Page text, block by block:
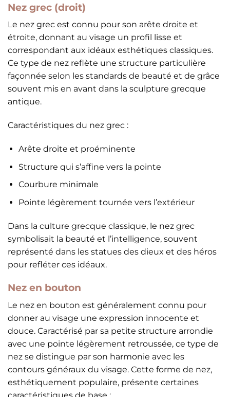
Nez grec (droit)
Le nez grec est connu pour son arête droite et
étroite, donnant au visage un profil lisse et
correspondant aux idéaux esthétiques classiques.
Ce type de nez reflète une structure particulière
façonnée selon les standards de beauté et de grâce
souvent mis en avant dans la sculpture grecque
antique.
Caractéristiques du nez grec :
Arête droite et proéminente
Structure qui s’affine vers la pointe
Courbure minimale
Pointe légèrement tournée vers l’extérieur
Dans la culture grecque classique, le nez grec
symbolisait la beauté et l’intelligence, souvent
représenté dans les statues des dieux et des héros
pour refléter ces idéaux.
Nez en bouton
Le nez en bouton est généralement connu pour
donner au visage une expression innocente et
douce. Caractérisé par sa petite structure arrondie
avec une pointe légèrement retroussée, ce type de
nez se distingue par son harmonie avec les
contours généraux du visage. Cette forme de nez,
esthétiquement populaire, présente certaines